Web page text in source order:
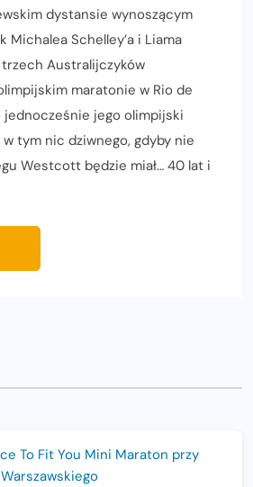
dystansie wynoszącym
Michalea Schelley’a i Liama
Australijczyków
maratonie w Rio de
jednocześnie jego olimpijski
w tym nic dziwnego, gdyby nie
Westcott będzie miał… 40 lat i
To Fit You Mini Maraton przy